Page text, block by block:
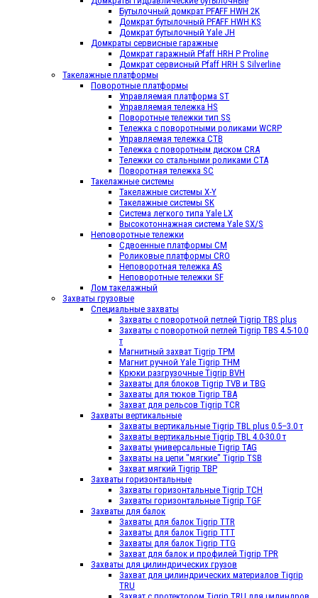
Бутылочный домкрат PFAFF HWH 2K
Домкрат бутылочный PFAFF HWH KS
Домкрат бутылочный Yale JH
Домкраты сервисные гаражные
Домкрат гаражный Pfaff HRH P Proline
Домкрат сервисный Pfaff HRH S Silverline
Такелажные платформы
Поворотные платформы
Управляемая платформа ST
Управляемая тележка HS
Поворотные тележки тип SS
Тележка с поворотными роликами WCRP
Управляемая тележка CТВ
Тележка с поворотным диском CRA
Тележки со стальными роликами СТА
Поворотная тележка SC
Такелажные системы
Такелажные системы X-Y
Такелажные системы SK
Система легкого типа Yale LX
Высокотоннажная система Yale SX/S
Неповоротные тележки
Сдвоенные платформы CM
Роликовые платформы CRO
Неповоротная тележка AS
Неповоротные тележки SF
Лом такелажный
Захваты грузовые
Специальные захваты
Захваты с поворотной петлей Tigrip TBS plus
Захваты с поворотной петлей Tigrip TBS 4.5-10.0
т
Магнитный захват Tigrip TPM
Магнит ручной Yale Tigrip THM
Крюки разгрузочные Tigrip BVH
Захваты для блоков Tigrip TVB и TBG
Захваты для тюков Tigrip TBA
Захват для рельсов Tigrip TCR
Захваты вертикальные
Захваты вертикальные Tigrip TBL plus 0.5–3.0 т
Захваты вертикальные Tigrip TBL 4.0-30.0 т
Захваты универсальные Tigrip TAG
Захваты на цепи "мягкие" Tigrip TSB
Захват мягкий Tigrip TBP
Захваты горизонтальные
Захваты горизонтальные Tigrip TСН
Захваты горизонтальные Tigrip TGF
Захваты для балок
Захваты для балок Tigrip TTR
Захваты для балок Tigrip TTT
Захваты для балок Tigrip TTG
Захват для балок и профилей Tigrip TPR
Захваты для цилиндрических грузов
Захват для цилиндрических материалов Tigrip
TRU